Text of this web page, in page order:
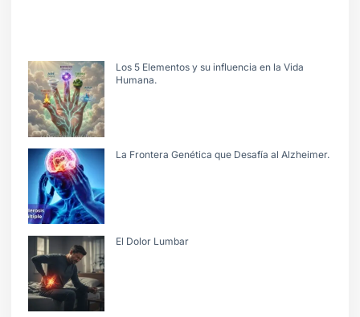
Los 5 Elementos y su influencia en la Vida
Humana.
La Frontera Genética que Desafía al Alzheimer.
El Dolor Lumbar